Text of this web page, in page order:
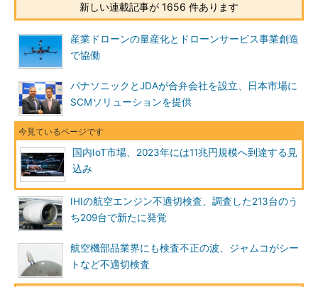
新しい連載記事が 1656 件あります
産業ドローンの量産化とドローンサービス事業創造
で協働
パナソニックとJDAが合弁会社を設立、日本市場に
SCMソリューションを提供
国内IoT市場、2023年には11兆円規模へ到達する見
込み
IHIの航空エンジン不適切検査、調査した213台のう
ち209台で新たに発覚
航空機部品業界にも検査不正の波、ジャムコがシー
トなど不適切検査